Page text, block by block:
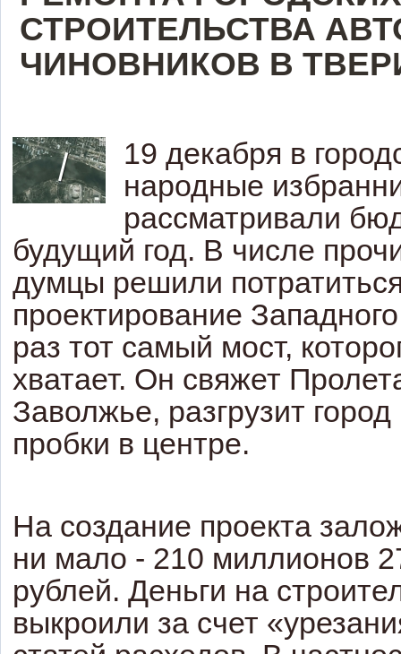
СТРОИТЕЛЬСТВА
ЧИНОВНИКОВ В
19 декабря в
народные
рассматривали
будущий год. В числе
думцы решили
проектирование
раз тот самый мост,
хватает. Он свяжет
Заволжье, разгрузит
пробки в центре.
На создание проекта
ни мало - 210 миллионов
рублей. Деньги на
выкроили за счет